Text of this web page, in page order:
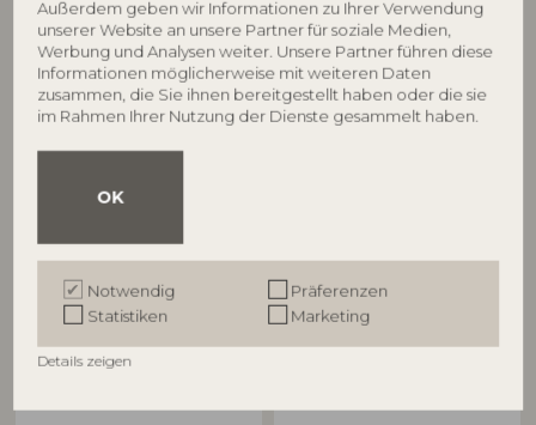
Außerdem geben wir Informationen zu Ihrer Verwendung
unserer Website an unsere Partner für soziale Medien,
Werbung und Analysen weiter. Unsere Partner führen diese
Informationen möglicherweise mit weiteren Daten
zusammen, die Sie ihnen bereitgestellt haben oder die sie
im Rahmen Ihrer Nutzung der Dienste gesammelt haben.
OK
Notwendig
Präferenzen
Statistiken
Marketing
Details zeigen
BLOOMINGVILLE
Ornamentia Gefäß mit
Deckel, Bunt, Steingut
Yule Gefäß mit Deckel, Natur,
Steingut
Andere Kunden kauften auch